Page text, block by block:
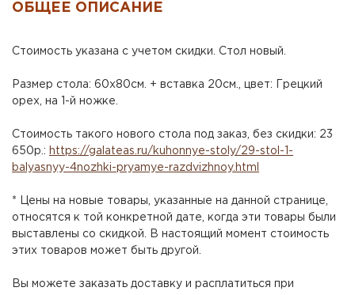
ОБЩЕЕ ОПИСАНИЕ
Стоимость указана с учетом скидки. Стол новый.
Размер стола: 60х80см. + вставка 20см., цвет: Грецкий
орех, на 1-й ножке.
Стоимость такого нового стола под заказ, без скидки: 23
650р.: https://galateas.ru/kuhonnye-stoly/29-stol-1-
balyasnyy-4nozhki-pryamye-razdvizhnoy.html
* Цены на новые товары, указанные на данной странице,
относятся к той конкретной дате, когда эти товары были
выставлены со скидкой. В настоящий момент стоимость
этих товаров может быть другой.
Вы можете заказать доставку и расплатиться при